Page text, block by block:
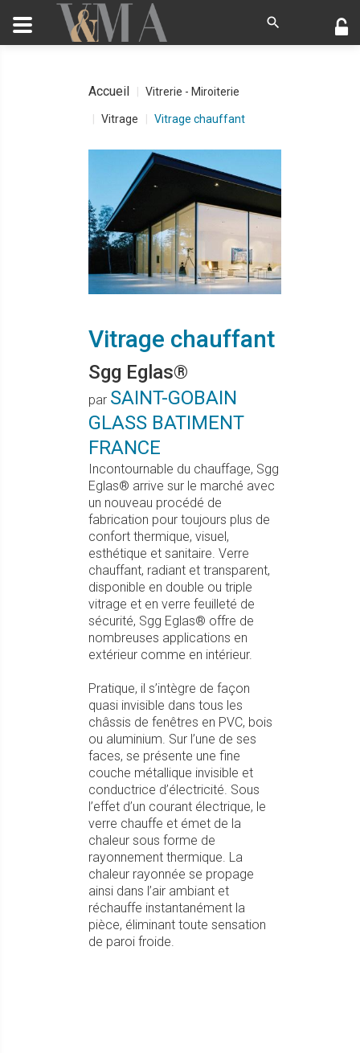
Accueil Vitrerie - Miroiterie
Vitrage Vitrage chauffant
Vitrage chauffant
Sgg Eglas®
par SAINT-GOBAIN
GLASS BATIMENT
FRANCE
Incontournable du chauffage, Sgg
Eglas® arrive sur le marché avec
un nouveau procédé de
fabrication pour toujours plus de
confort thermique, visuel,
esthétique et sanitaire. Verre
chauffant, radiant et transparent,
disponible en double ou triple
vitrage et en verre feuilleté de
sécurité, Sgg Eglas® offre de
nombreuses applications en
extérieur comme en intérieur.
Pratique, il s’intègre de façon
quasi invisible dans tous les
châssis de fenêtres en PVC, bois
ou aluminium. Sur l’une de ses
faces, se présente une fine
couche métallique invisible et
conductrice d’électricité. Sous
l’effet d’un courant électrique, le
verre chauffe et émet de la
chaleur sous forme de
rayonnement thermique. La
chaleur rayonnée se propage
ainsi dans l’air ambiant et
réchauffe instantanément la
pièce, éliminant toute sensation
de paroi froide.